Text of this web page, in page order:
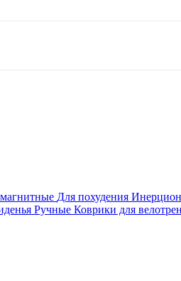
Для похудения
Ручные Коврики для